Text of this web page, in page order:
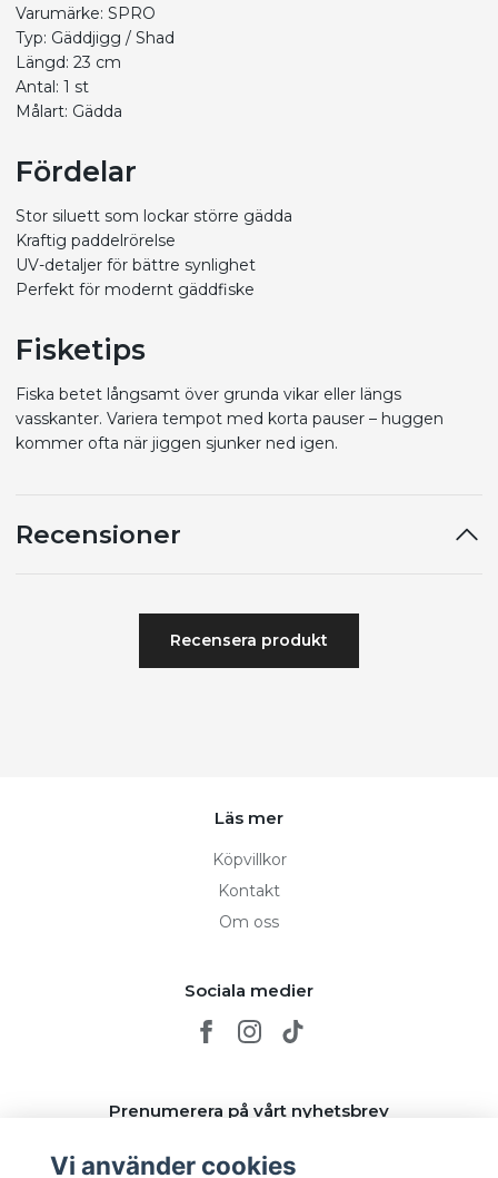
Varumärke: SPRO
Typ: Gäddjigg / Shad
Längd: 23 cm
Antal: 1 st
Målart: Gädda
Fördelar
Stor siluett som lockar större gädda
Kraftig paddelrörelse
UV-detaljer för bättre synlighet
Perfekt för modernt gäddfiske
Fisketips
Fiska betet långsamt över grunda vikar eller längs
vasskanter. Variera tempot med korta pauser – huggen
kommer ofta när jiggen sjunker ned igen.
Recensioner
Recensera produkt
Läs mer
Köpvillkor
Kontakt
Om oss
Sociala medier
Prenumerera på vårt nyhetsbrev
Vi använder cookies